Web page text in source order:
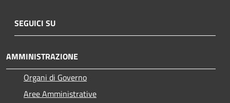
SEGUICI SU
AMMINISTRAZIONE
Organi di Governo
Aree Amministrative